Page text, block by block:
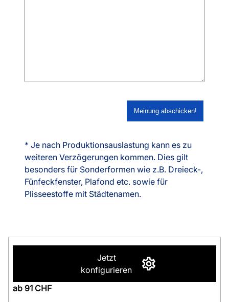
* Je nach Produktionsauslastung kann es zu
weiteren Verzögerungen kommen. Dies gilt
besonders für Sonderformen wie z.B. Dreieck-,
Fünfeckfenster, Plafond etc. sowie für
Plisseestoffe mit Städtenamen.
Jetzt
konfigurieren
ab 91 CHF